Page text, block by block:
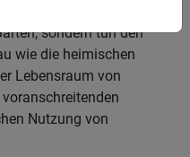
sondern tun den
wie die heimischen
Lebensraum von
Nutzung von